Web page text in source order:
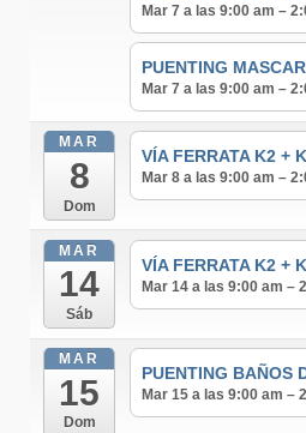
Mar 7 a las 9:00 am –
PUENTING
Mar 7 a las 9:00 am –
MAR
8
Dom
VÍA FERRATA K2 +
Mar 8 a las 9:00 am –
MAR
14
Sáb
VÍA FERRATA K2 +
Mar 14 a las 9:00 am –
MAR
15
Dom
PUENTING BAÑOS
Mar 15 a las 9:00 am –